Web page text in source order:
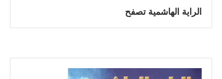
الراية الهاشمية تصفح